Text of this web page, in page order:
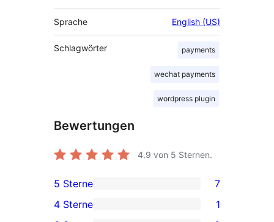
Sprache English (US)
Schlagwörter payments
wechat payments
wordpress plugin
Bewertungen
4.9 von 5 Sternen.
7 5-
Sterne-
5 Sterne 7
1 4-
4 Sterne 1